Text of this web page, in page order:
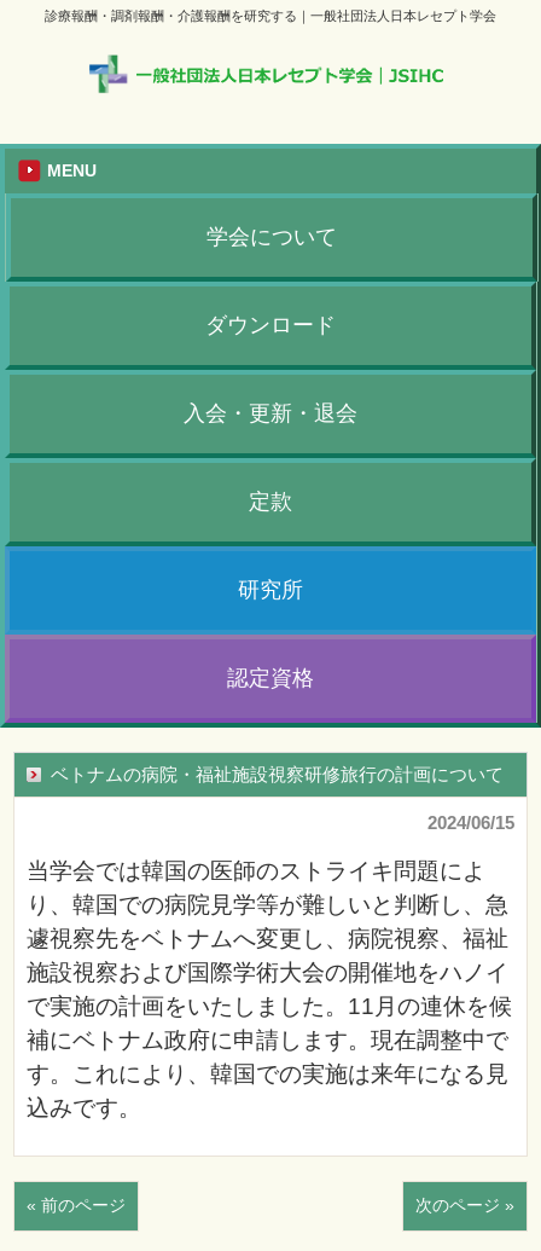
診療報酬・調剤報酬・介護報酬を研究する｜一般社団法人日本レセプト学会
MENU
学会について
ダウンロード
入会・更新・退会
定款
研究所
認定資格
ベトナムの病院・福祉施設視察研修旅行の計画について
2024/06/15
当学会では韓国の医師のストライキ問題によ
り、韓国での病院見学等が難しいと判断し、急
遽視察先をベトナムへ変更し、病院視察、福祉
施設視察および国際学術大会の開催地をハノイ
で実施の計画をいたしました。11月の連休を候
補にベトナム政府に申請します。現在調整中で
す。これにより、韓国での実施は来年になる見
込みです。
« 前のページ 次のページ »